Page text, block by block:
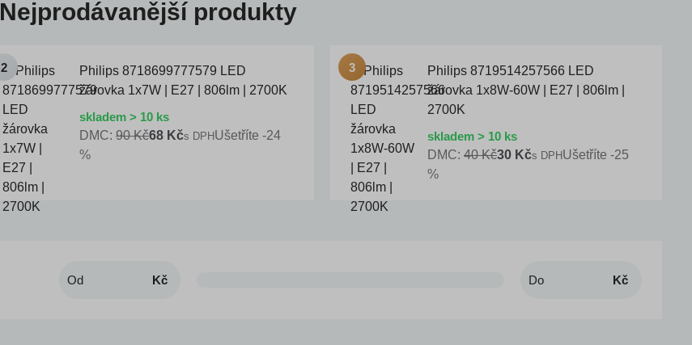
Nejprodávanější produkty
Philips 8718699777579 LED
žárovka 1x7W | E27 | 806lm | 2700K
skladem > 10 ks
DMC: 90 Kč68 Kčs DPH Ušetříte -24
%
Philips 8719514257566 LED
žárovka 1x8W-60W | E27 | 806lm |
2700K
skladem > 10 ks
DMC: 40 Kč30 Kčs DPH Ušetříte -25
%
Kč Kč